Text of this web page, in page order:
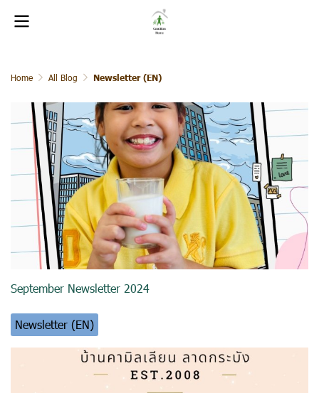
Home All Blog Newsletter (EN)
September Newsletter 2024
Newsletter (EN)